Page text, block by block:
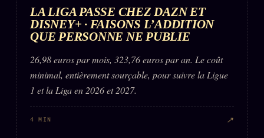
LA LIGA PASSE CHEZ DAZN ET
DISNEY+ · FAISONS L’ADDITION
QUE PERSONNE NE PUBLIE
26,98 euros par mois, 323,76 euros par an. Le coût
minimal, entièrement sourçable, pour suivre la Ligue
1 et la Liga en 2026 et 2027.
4 MIN ↗